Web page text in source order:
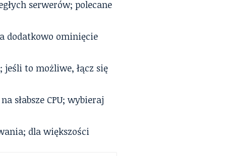
serwerów; polecane
dodatkowo ominięcie
jeśli to możliwe, łącz się
słabsze CPU; wybieraj
dla większości